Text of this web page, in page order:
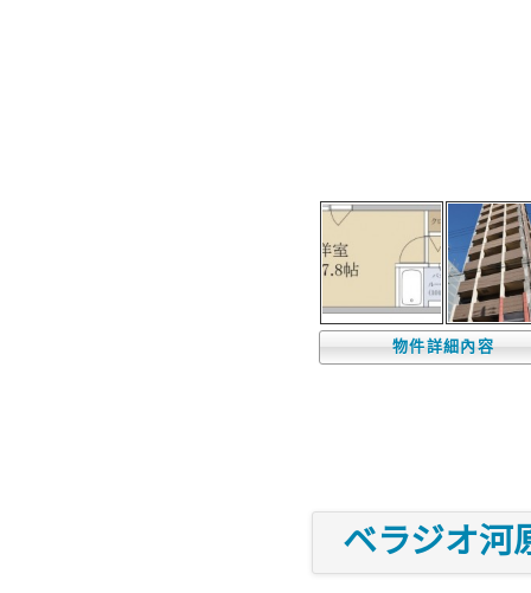
物件詳細內容
ベラジオ河